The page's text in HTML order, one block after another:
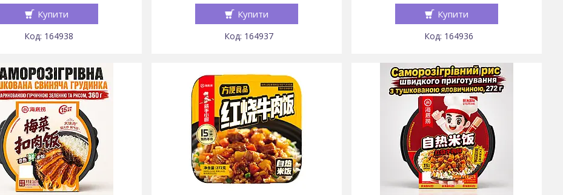
Купити
164938
Купити
164937
Купити
164936